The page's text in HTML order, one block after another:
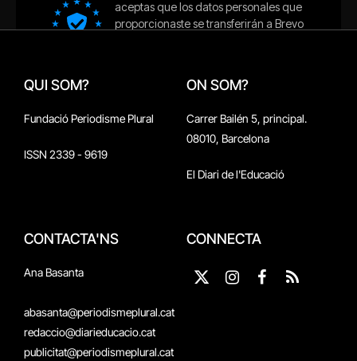
QUI SOM?
Fundació Periodisme Plural
ISSN 2339 - 9619
ON SOM?
Carrer Bailén 5, principal.
08010, Barcelona
El Diari de l'Educació
CONTACTA'NS
Ana Basanta
abasanta@periodismeplural.cat
redaccio@diarieducacio.cat
publicitat@periodismeplural.cat
CONNECTA
X
Instagram
Facebook
RSS